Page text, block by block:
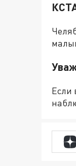
Если